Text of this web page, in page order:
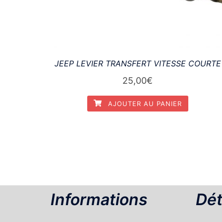
JEEP LEVIER TRANSFERT VITESSE COURTE
25,00€
AJOUTER AU PANIER
Informations